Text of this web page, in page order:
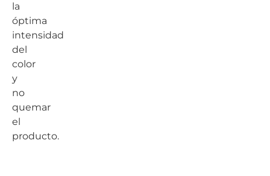
la
óptima
intensidad
del
color
y
no
quemar
el
producto.